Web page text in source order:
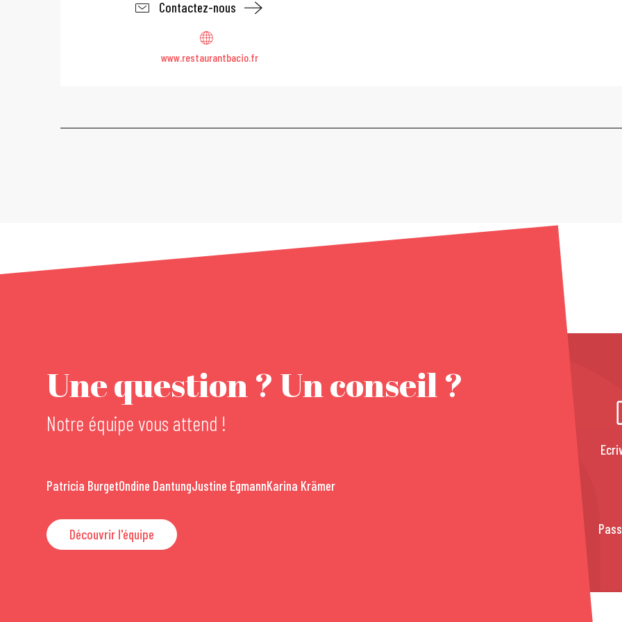
Contactez-nous
www.restaurantbacio.fr
Une question ? Un conseil ?
Notre équipe vous attend !
Patricia BurgetOndine DantungJustine EgmannKarina Krämer
Découvrir l'équipe